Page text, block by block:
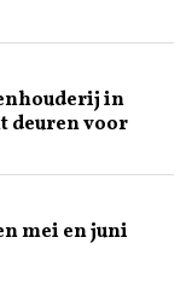
in
deuren voor
mei en juni